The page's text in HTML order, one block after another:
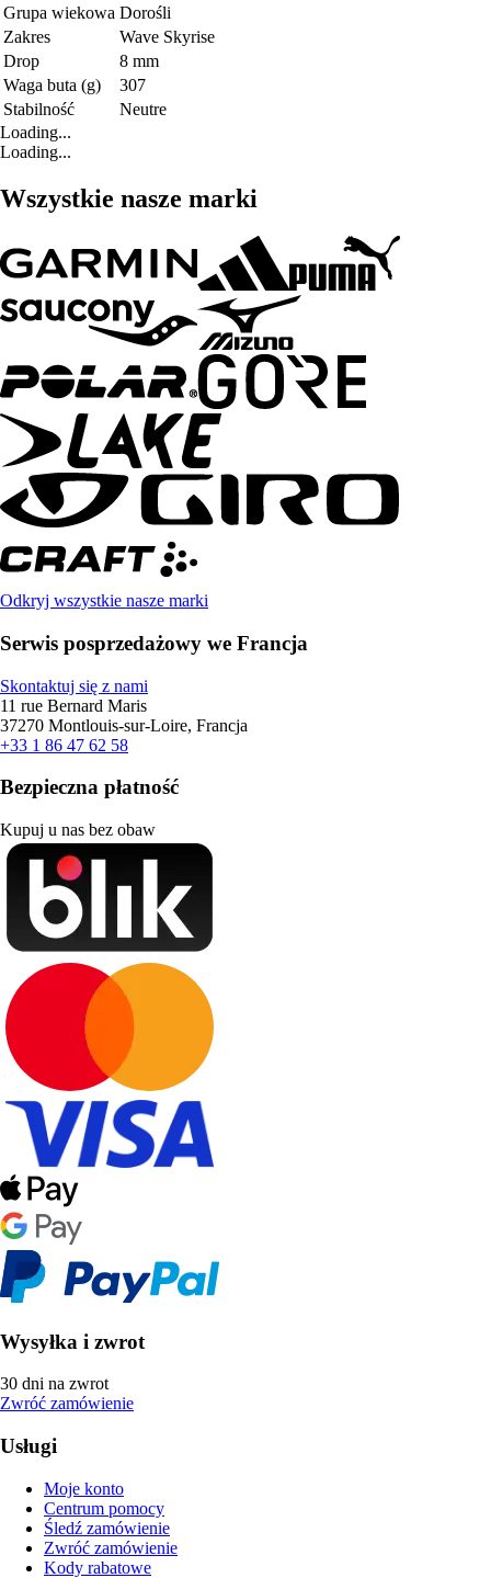
Grupa wiekowa Dorośli
Zakres
Wave Skyrise
Drop
8 mm
Waga buta (g)
307
Stabilność
Neutre
Loading...
Loading...
Wszystkie nasze marki
Odkryj wszystkie nasze marki
Serwis posprzedażowy we Francja
Skontaktuj się z nami
11 rue Bernard Maris
37270 Montlouis-sur-Loire, Francja
+33 1 86 47 62 58
Bezpieczna płatność
Kupuj u nas bez obaw
Wysyłka i zwrot
30 dni na zwrot
Zwróć zamówienie
Usługi
Moje konto
Centrum pomocy
Śledź zamówienie
Zwróć zamówienie
Kody rabatowe